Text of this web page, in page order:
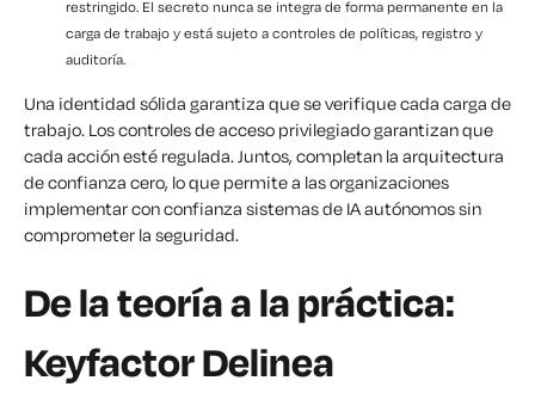
restringido. El secreto nunca se integra de forma permanente en la
carga de trabajo y está sujeto a controles de políticas, registro y
auditoría.
Una identidad sólida garantiza que se verifique cada carga de
trabajo. Los controles de acceso privilegiado garantizan que
cada acción esté regulada. Juntos, completan la arquitectura
de confianza cero, lo que permite a las organizaciones
implementar con confianza sistemas de IA autónomos sin
comprometer la seguridad.
De la teoría a la práctica:
Keyfactor Delinea